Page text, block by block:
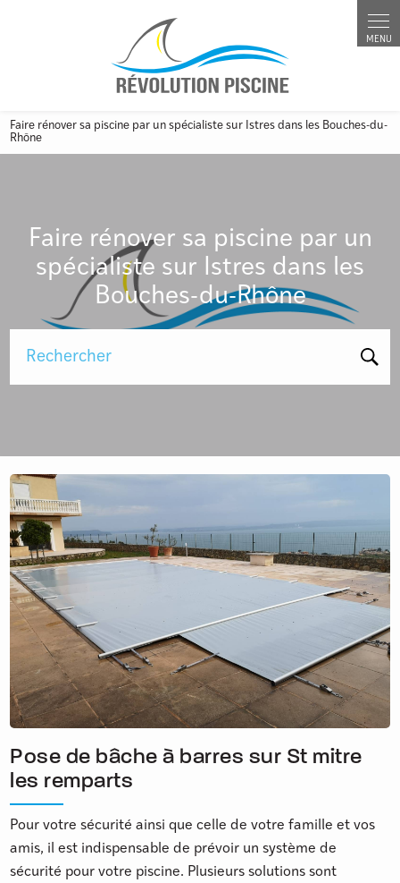
Faire rénover sa piscine par un spécialiste sur Istres dans les Bouches-du-
Rhône
Faire rénover sa piscine par un
spécialiste sur Istres dans les
Bouches-du-Rhône
Rechercher
Pose de bâche à barres sur St mitre
les remparts
Pour votre sécurité ainsi que celle de votre famille et vos
amis, il est indispensable de prévoir un système de
sécurité pour votre piscine. Plusieurs solutions sont